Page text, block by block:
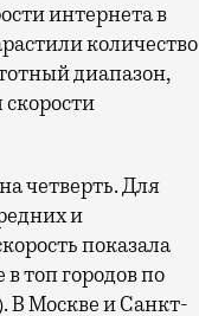
количество
диапазон,
четверть. Для
и
показала
топ городов по
В Москве и Санкт-